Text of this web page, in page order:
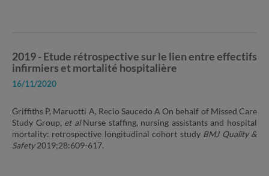
2019 - Etude rétrospective sur le lien entre effectifs
infirmiers et mortalité hospitalière
16/11/2020
Griffiths P, Maruotti A, Recio Saucedo A On behalf of Missed Care
Study Group, et alNurse staffing, nursing assistants and hospital
mortality: retrospective longitudinal cohort study BMJ Quality &
Safety2019;28:609-617.